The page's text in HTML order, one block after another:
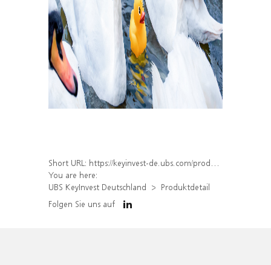
Short URL: https://keyinvest-de.ubs.com/produkt/detail/index/isin/DE000WA7VAV8
You are here:
UBS KeyInvest Deutschland
Produktdetail
Folgen Sie uns auf